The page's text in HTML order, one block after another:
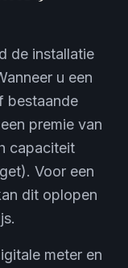
de installatie
u een
bestaande
premie van
capaciteit
Voor een
dit oplopen
meter en